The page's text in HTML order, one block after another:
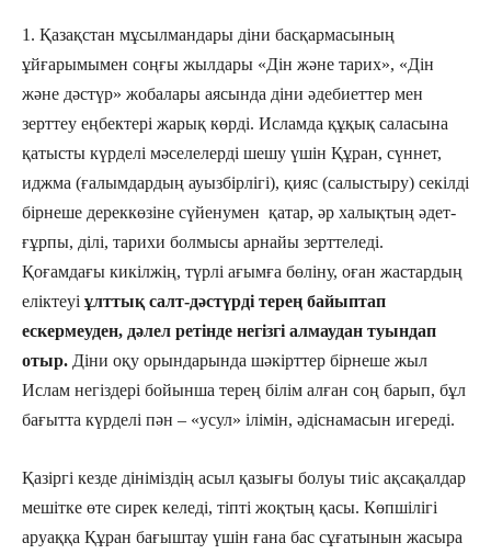
1. Қазақстан мұсылмандары діни басқармасының
ұйғарымымен соңғы жылдары «Дін және тарих», «Дін
және дәстүр» жобалары аясында діни әдебиеттер мен
зерттеу еңбектері жарық көрді. Исламда құқық саласына
қатысты күрделі мәселелерді шешу үшін Құран, сүннет,
иджма (ғалымдардың ауызбірлігі), қияс (салыстыру) секілді
бірнеше дереккөзіне сүйенумен қатар, әр халықтың әдет-
ғұрпы, ділі, тарихи болмысы арнайы зерттеледі.
Қоғамдағы кикілжің, түрлі ағымға бөліну, оған жастардың
еліктеуі ұлттық салт-дәстүрді терең байыптап
ескермеуден, дәлел ретінде негізгі алмаудан туындап
отыр. Діни оқу орындарында шәкірттер бірнеше жыл
Ислам негіздері бойынша терең білім алған соң барып, бұл
бағытта күрделі пән – «усул» ілімін, әдіснамасын игереді.
Қазіргі кезде дініміздің асыл қазығы болуы тиіс ақсақалдар
мешітке өте сирек келеді, тіпті жоқтың қасы. Көпшілігі
аруаққа Құран бағыштау үшін ғана бас сұғатынын жасыра